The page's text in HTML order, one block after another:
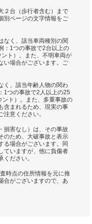
２台（歩行者含む）まで
別ページの文字情報をご
なく、該当車両種別の関
：1つの事故で2台以上の
ト）。また、不明車両が
い場合がございます。ご
く、該当年齢人物の関わ
1つの事故で2人以上の25
ント）。また、多重事故の
含まれるため、現実の事
意ください。
損害なし）は、その事故
のため、大破事故と表示
る場合がございます。同
ていますが、他に負傷者
ださい。
時点の住所情報を元に推
合がございますので、あ